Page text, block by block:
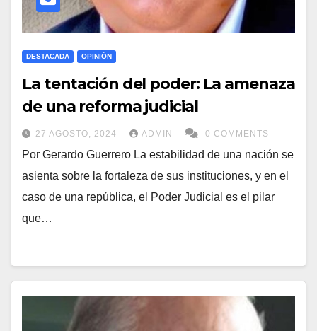
DESTACADA OPINIÓN
La tentación del poder: La amenaza
de una reforma judicial
27 AGOSTO, 2024 ADMIN 0 COMMENTS
Por Gerardo Guerrero La estabilidad de una nación se
asienta sobre la fortaleza de sus instituciones, y en el
caso de una república, el Poder Judicial es el pilar
que…